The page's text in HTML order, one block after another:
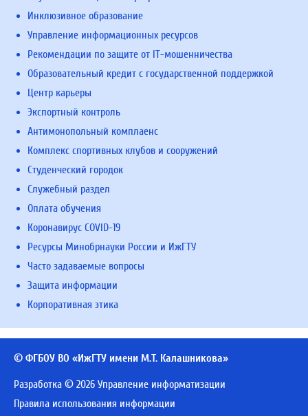
Инклюзивное образование
Управление информационных ресурсов
Рекомендации по защите от IT-мошенничества
Образовательный кредит с государственной поддержкой
Центр карьеры
Экспортный контроль
Антимонопольный комплаенс
Комплекс спортивных клубов и сооружений
Студенческий городок
Служебный раздел
Оплата обучения
Коронавирус COVID-19
Ресурсы Минобрнауки России и ИжГТУ
Часто задаваемые вопросы
Защита информации
Корпоративная этика
© ФГБОУ ВО «ИжГТУ имени М.Т. Калашникова»
Разработка © 2026 Управление информатизации
Правила использования информации